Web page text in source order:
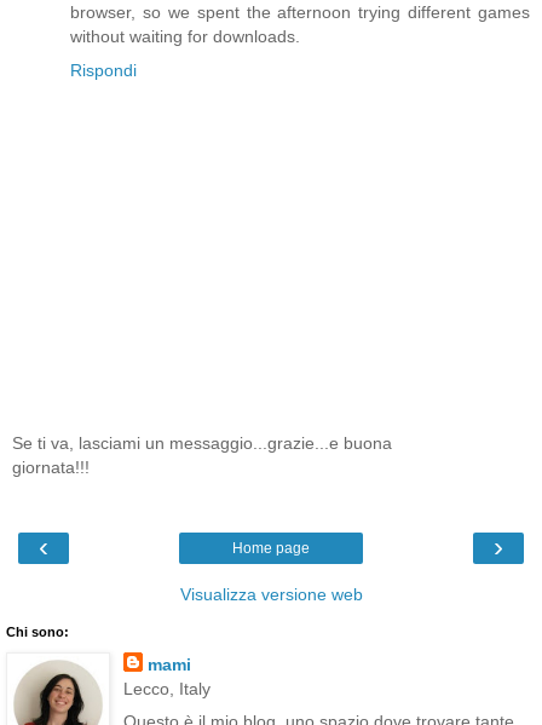
browser, so we spent the afternoon trying different games
without waiting for downloads.
Rispondi
Se ti va, lasciami un messaggio...grazie...e buona
giornata!!!
‹ ›
Home page
Visualizza versione web
Chi sono:
mami
Lecco, Italy